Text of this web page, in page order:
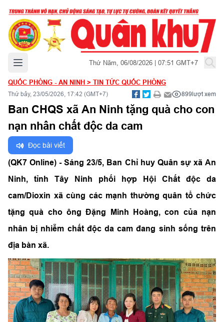
Mở menu chính Thứ Năm, 06/08/2026 | 07:51 GMT+7
QUỐC PHÒNG - AN NINH > TIN TỨC QUỐC PHÒNG
Thứ bảy, 23/05/2026, 17:42 (GMT+7) 899lượt xem
Ban CHQS xã An Ninh tặng quà cho con
nạn nhân chất độc da cam
Đọc bài viết
(QK7 Online) - Sáng 23/5, Ban Chỉ huy Quân sự xã An
Ninh, tỉnh Tây Ninh phối hợp Hội Chất độc da
cam/Dioxin xã cùng các mạnh thường quân tổ chức
tặng quà cho ông Đặng Minh Hoàng, con của nạn
nhân bị nhiễm chất độc da cam đang sinh sống trên
địa bàn xã.